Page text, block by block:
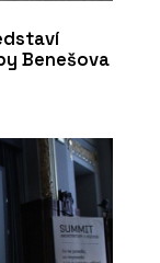
Benešova